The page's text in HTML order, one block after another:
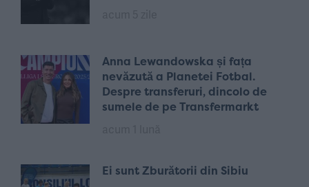
Anna Lewandowska și fața
nevăzută a Planetei Fotbal.
Despre transferuri, dincolo de
sumele de pe Transfermarkt
Ei sunt Zburătorii din Sibiu